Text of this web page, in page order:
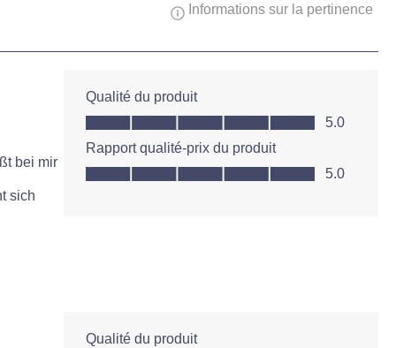
Informations sur la pertinence
bei mir
sich
Qualité du produit
Qualité du produit, 5.0 sur 5
5.0
Rapport qualité-prix du produit
Rapport qualité-prix du produit, 5.0 sur 55.0
Qualité du produit